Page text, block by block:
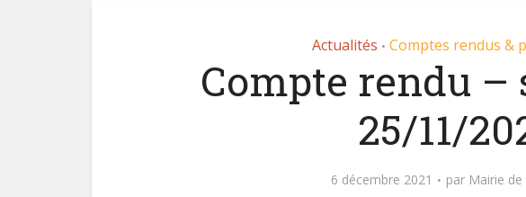
Actualités • Comptes rendus &
Compte rendu –
25/11/
6 décembre 2021 par Mairie de